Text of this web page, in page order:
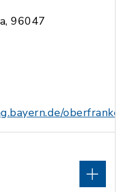
96047
oberfranken